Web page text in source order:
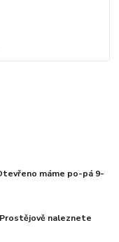
máme po-pá 9-
naleznete